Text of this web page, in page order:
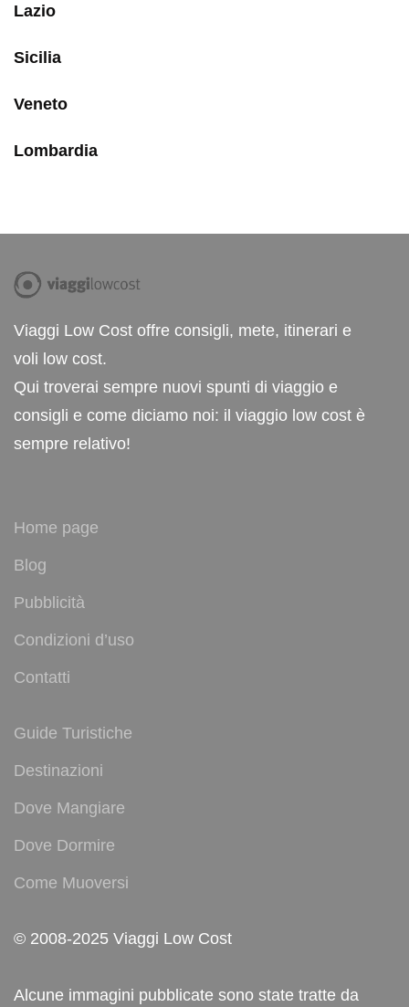
Lazio
Sicilia
Veneto
Lombardia
Viaggi Low Cost offre consigli, mete, itinerari e
voli low cost.
Qui troverai sempre nuovi spunti di viaggio e
consigli e come diciamo noi: il viaggio low cost è
sempre relativo!
Home page
Blog
Pubblicità
Condizioni d’uso
Contatti
Guide Turistiche
Destinazioni
Dove Mangiare
Dove Dormire
Come Muoversi
© 2008-2025 Viaggi Low Cost
Alcune immagini pubblicate sono state tratte da